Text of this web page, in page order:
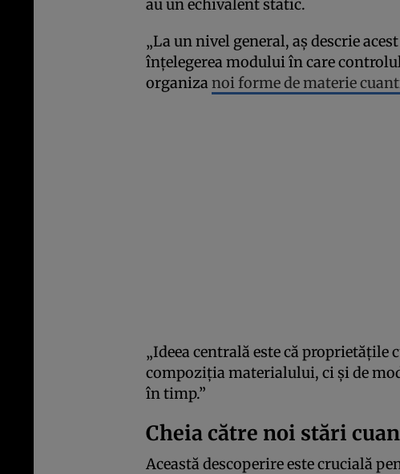
au un echivalent static.
„La un nivel general, aș descrie
înțelegerea modului în care
organizanoi forme de materie
„Ideea centrală este că proprietățile
compoziția materialului, ci și de
în timp.”
Cheia către noi stări
Această descoperire este crucială